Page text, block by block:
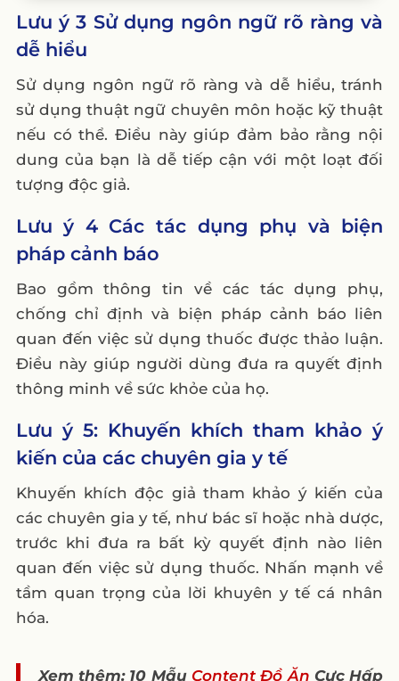
V. Lời kết
Câu hỏi thường gặp
nhạy cảm?
2. Những thông tin nào cần được đảm bảo
chính xác khi viết về thuốc?
3. Các quy định nào cần tuân thủ khi
4. Tại sao nên khuyến khích người tiêu
dùng tham khảo ý kiến bác sĩ?
5. Làm thế nào để viết nội dung thuốc dễ
hiểu cho tất cả đối tượng độc giả?
Lưu ý 3 Sử dụng ngôn ngữ rõ ràng và
dễ hiểu
Sử dụng ngôn ngữ rõ ràng và dễ hiểu, tránh
sử dụng thuật ngữ chuyên môn hoặc kỹ thuật
nếu có thể. Điều này giúp đảm bảo rằng nội
dung của bạn là dễ tiếp cận với một loạt đối
tượng độc giả.
Lưu ý 4 Các tác dụng phụ và biện
pháp cảnh báo
Bao gồm thông tin về các tác dụng phụ,
chống chỉ định và biện pháp cảnh báo liên
quan đến việc sử dụng thuốc được thảo luận.
Điều này giúp người dùng đưa ra quyết định
thông minh về sức khỏe của họ.
Lưu ý 5: Khuyến khích tham khảo ý
kiến của các chuyên gia y tế
Khuyến khích độc giả tham khảo ý kiến của
các chuyên gia y tế, như bác sĩ hoặc nhà dược,
trước khi đưa ra bất kỳ quyết định nào liên
quan đến việc sử dụng thuốc. Nhấn mạnh về
tầm quan trọng của lời khuyên y tế cá nhân
hóa.
Xem thêm: 10 Mẫu Content Đồ Ăn Cực Hấp